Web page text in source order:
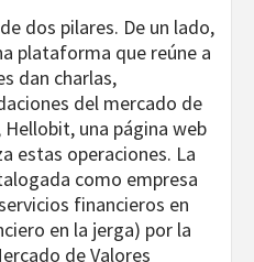
dos pilares. De un lado,
plataforma que reúne a
dan charlas,
del mercado de
una página web
estas operaciones. La
como empresa
financieros en
en la jerga) por la
de Valores